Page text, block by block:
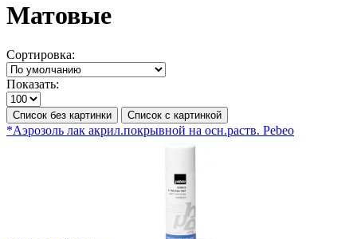
Матовые
Сортировка:
Показать:
Список без картинки Список с картинкой
*Аэрозоль лак акрил.покрывной на осн.раств. Pebeo